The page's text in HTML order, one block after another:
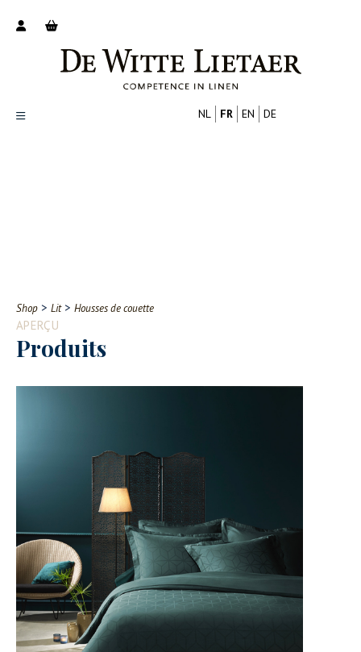
Contact
NL FR EN DE
Shop > Lit> Housses de couette
APERÇU
Produits